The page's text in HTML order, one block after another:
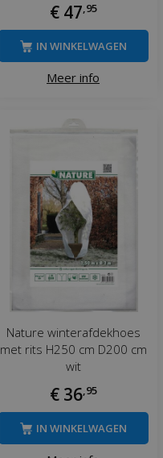
€ 47,95
Meer info
IN WINKELWAGEN
Nature winterafdekhoes
met rits H250 cm D200 cm
wit
€ 36,95
IN WINKELWAGEN